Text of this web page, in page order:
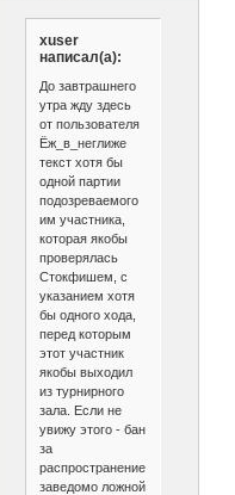
xuser
написал(а):
До завтрашнего
утра жду здесь
от пользователя
Ёж_в_неглиже
текст хотя бы
одной партии
подозреваемого
им участника,
которая якобы
проверялась
Стокфишем, с
указанием хотя
бы одного хода,
перед которым
этот участник
якобы выходил
из турнирного
зала. Если не
увижу этого - бан
за
распространение
заведомо ложной